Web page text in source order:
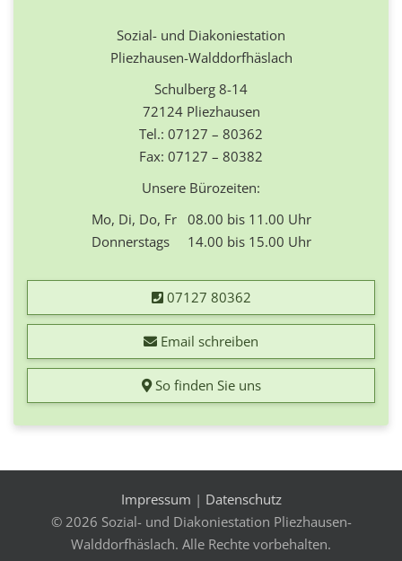
Sozial- und Diakoniestation
Pliezhausen-Walddorfhäslach
Schulberg 8-14
72124 Pliezhausen
Tel.: 07127 – 80362
Fax: 07127 – 80382
Unsere Bürozeiten:
Mo, Di, Do, Fr 08.00 bis 11.00 Uhr
Donnerstags 14.00 bis 15.00 Uhr
07127 80362
Email schreiben
So finden Sie uns
Impressum | Datenschutz
© 2026 Sozial- und Diakoniestation Pliezhausen-
Walddorfhäslach. Alle Rechte vorbehalten.